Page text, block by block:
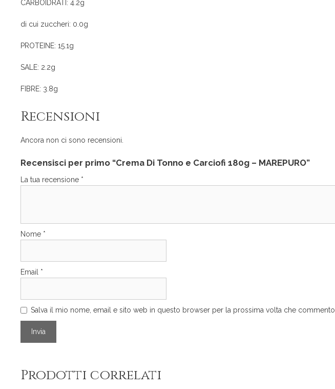
CARBOIDRATI: 4.2g
di cui zuccheri: 0.0g
PROTEINE: 15.1g
SALE: 2.2g
FIBRE: 3.8g
Recensioni
Ancora non ci sono recensioni.
Recensisci per primo “Crema Di Tonno e Carciofi 180g – MAREPURO”
La tua recensione *
Nome *
Email *
Salva il mio nome, email e sito web in questo browser per la prossima volta che commento.
Prodotti correlati